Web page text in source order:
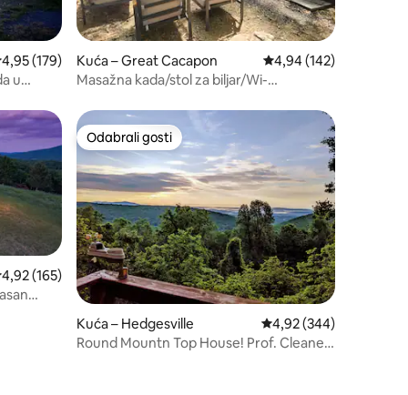
ocjena: 4,95/5, recenzija: 179
4,95 (179)
u
Kuća – Great Cacapon Prosječna ocjena:
4,94 (142)
Masažna kada/stol za biljar/Wi-
ljubimci/Sunčanje
ocjena: 4,92/5, recenzija: 165
4,92 (165)
Odabrali gosti
Odabrali gosti
Kuća – Hedgesville Prosječna ocjena:
4,92 (344)
Round Mountn Top House! Prof. Cleaned